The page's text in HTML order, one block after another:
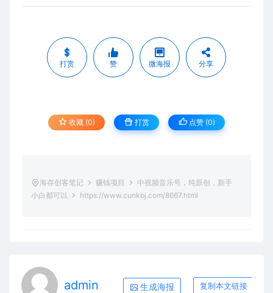
打赏 赞 微海报 分享
收藏 (0) 打赏 点赞 (0)
海存创客笔记 赚钱项目
中视频音乐号，纯原创，新手
小白都可以
https://www.cunkbj.com/8667.html
admin 生成海报 复制本文链接